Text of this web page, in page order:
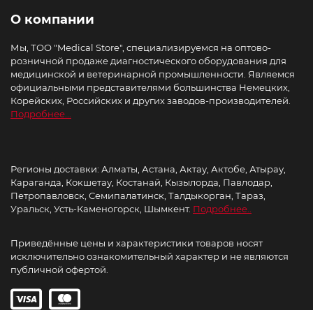
О компании
Мы, ТОО "Medical Store", специализируемся на оптово-
розничной продаже диагностического оборудования для
медицинской и ветеринарной промышленности. Являемся
официальными представителями большинства Немецких,
Корейских, Российских и других заводов-производителей.
Подробнее...
Регионы доставки: Алматы, Астана, Актау, Актобе, Атырау,
Караганда, Кокшетау, Костанай, Кызылорда, Павлодар,
Петропавловск, Семипалатинск, Талдыкорган, Тараз,
Уральск, Усть-Каменогорск, Шымкент. Подробнее..
Приведённые цены и характеристики товаров носят
исключительно ознакомительный характер и не являются
публичной офертой.